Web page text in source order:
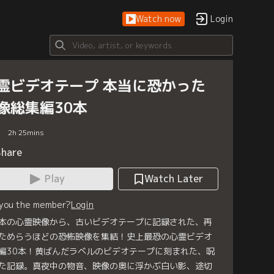
Watch now Login
ビデオテープ 本当に恐かった
総集編30本
2h 25mins
Play
Watch Later
the member?Login
の心霊映像から、古いビデオテープに記録された、再
めらうほどの恐怖映像を集結！史上最恐の心霊ビデオ
30本！黄ばんだラベルのビデオテープに刻まれた、呪
記録。真夜中の物音、映像の奥に浮かぶ白い影、途切